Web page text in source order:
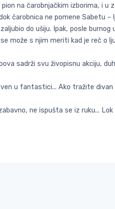
pion na čarobnjačkim izborima, i
čarobnica ne pomene Sabetu
do ušiju. Ipak, posle
može s njim meriti kad je reč o
sadrži svu živopisnu akciju,
u fantastici... Ako tražite divan
ne ispušta se iz ruku...